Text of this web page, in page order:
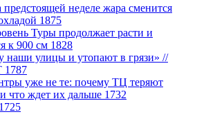
неделе жара сменится
1875
Туры продолжает расти и
к 900 см 1828
наши улицы и утопают в грязи» //
1787
уже не те: почему ТЦ теряют
что ждет их дальше 1732
1725